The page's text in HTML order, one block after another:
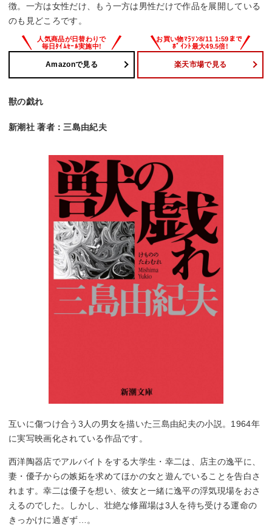
徴。一方は女性だけ、もう一方は男性だけで作品を展開している
のも見どころです。
Amazonで見る 楽天市場で見る
獣の戯れ
新潮社 著者：三島由紀夫
互いに傷つけ合う3人の男女を描いた三島由紀夫の小説。1964年
に実写映画化されている作品です。
西洋陶器店でアルバイトをする大学生・幸二は、店主の逸平に、
妻・優子からの嫉妬を求めてほかの女と遊んでいることを告白さ
れます。幸二は優子を想い、彼女と一緒に逸平の浮気現場をおさ
えるのでした。しかし、壮絶な修羅場は3人を待ち受ける運命の
きっかけに過ぎず…。